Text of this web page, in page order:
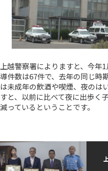
上越警察署によりますと、今年
導件数は67件で、去年の同じ時
は未成年の飲酒や喫煙、夜のは
すと、以前に比べて夜に出歩く
減っているということです。